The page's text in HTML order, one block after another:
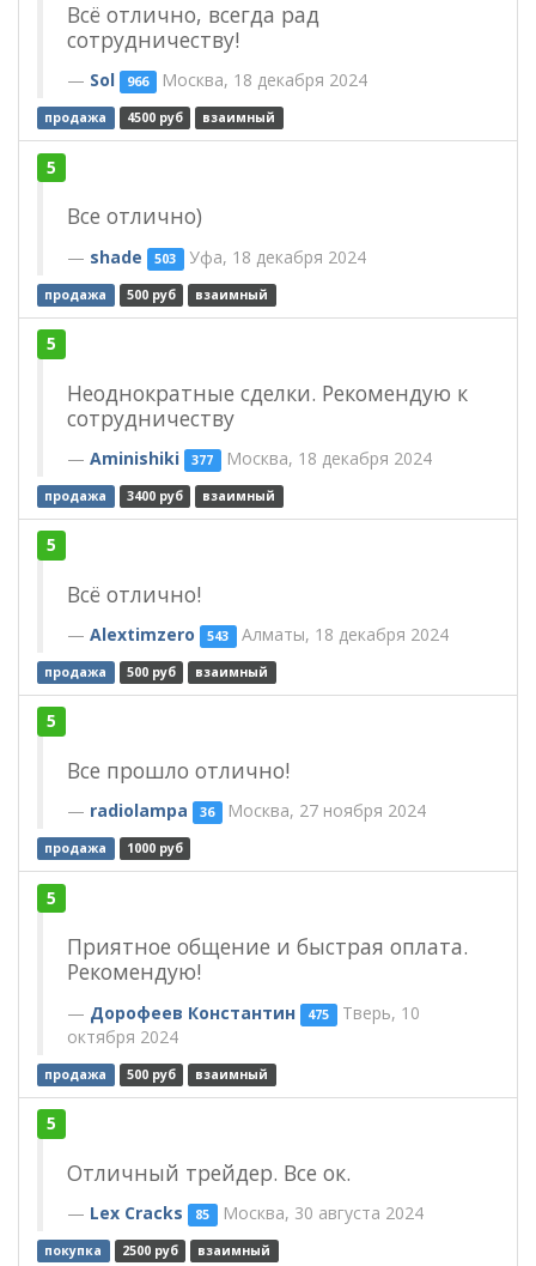
Всё отлично, всегда рад
сотрудничеству!
Sol 966 Москва, 18 декабря 2024
продажа 4500 руб взаимный
5
Все отлично)
shade 503 Уфа, 18 декабря 2024
продажа 500 руб взаимный
5
Неоднократные сделки. Рекомендую к
сотрудничеству
Aminishiki 377 Москва, 18 декабря 2024
продажа 3400 руб взаимный
5
Всё отлично!
Alextimzero 543 Алматы, 18 декабря 2024
продажа 500 руб взаимный
5
Все прошло отлично!
radiolampa 36 Москва, 27 ноября 2024
продажа 1000 руб
5
Приятное общение и быстрая оплата.
Рекомендую!
Дорофеев Константин 475 Тверь, 10
октября 2024
продажа 500 руб взаимный
5
Отличный трейдер. Все ок.
Lex Cracks 85 Москва, 30 августа 2024
покупка 2500 руб взаимный